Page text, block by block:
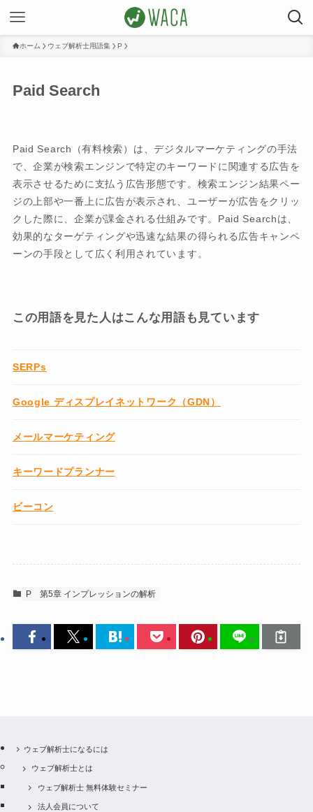
ホーム ウェブ解析士用語集 P
Paid Search
Paid Search（有料検索）は、デジタルマーケティングの手法
で、企業が検索エンジンで特定のキーワードに関連する広告を
表示させるために支払う広告形態です。検索エンジン結果ペー
ジの上部や一番上に広告が表示され、ユーザーが広告をクリッ
クした際に、企業が課金される仕組みです。Paid Searchは、
効果的なターゲティングや迅速な結果の得られる広告キャンペ
ーンの手段として広く利用されています。
この用語を見た人はこんな用語も見ています
SERPs
Google ディスプレイネットワーク（GDN）
メールマーケティング
キーワードプランナー
ビーコン
P 第5章 インプレッションの解析
ウェブ解析士になるには
ウェブ解析士とは
ウェブ解析士 無料体験セミナー
法人会員について